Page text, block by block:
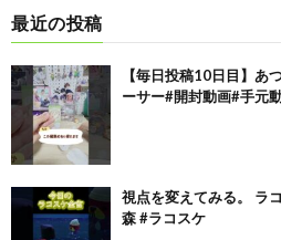
最近の投稿
【毎日投稿10日目】あ
ーサー#開封動画#手元
視点を変えてみる。 ラ
森 #ラコスケ